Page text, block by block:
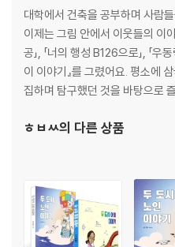
대학에서 건축을 공부하며 사람
이제는 그림 안에서 이웃들의 이
공」, 「너의 행성 B126으로」, 「우
이 이야기』를 그렸어요. 평소에
집하며 탐구했던 것을 바탕으로
ㅎㅂㅆ의 다른 상품